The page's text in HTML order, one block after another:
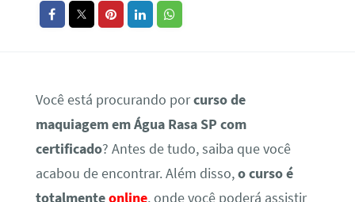
Você está procurando porcurso de
maquiagem em Água Rasa SP com
certificado? Antes de tudo, saiba que você
acabou de encontrar. Além disso,o curso é
totalmenteonline, onde você poderá assistir